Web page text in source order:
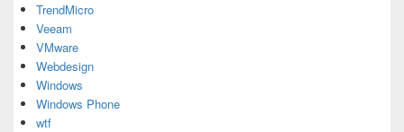
TrendMicro
Veeam
VMware
Webdesign
Windows
Windows Phone
wtf